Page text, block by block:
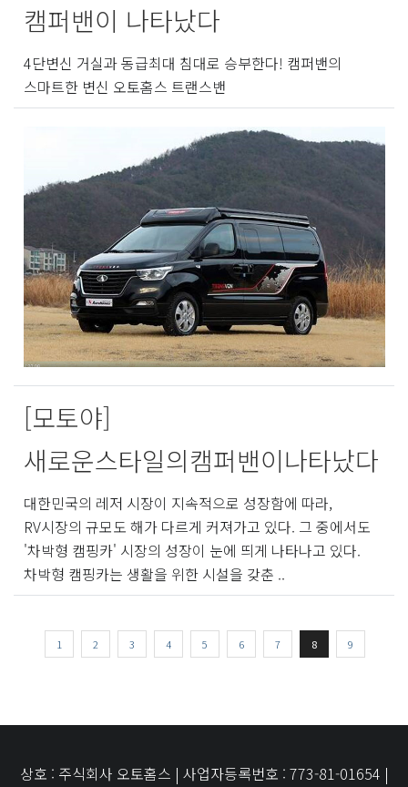
캠퍼밴이 나타났다
4단변신 거실과 동급최대 침대로 승부한다! 캠퍼밴의
스마트한 변신 오토홈스 트랜스밴
[모토야]
새로운스타일의캠퍼밴이나타났다
대한민국의 레저 시장이 지속적으로 성장함에 따라,
RV시장의 규모도 해가 다르게 커져가고 있다. 그 중에서도
'차박형 캠핑카' 시장의 성장이 눈에 띄게 나타나고 있다.
차박형 캠핑카는 생활을 위한 시설을 갖춘 ..
1 2 3 4 5 6 7 8 9
상호 : 주식회사 오토홈스 | 사업자등록번호 : 773-81-01654 |